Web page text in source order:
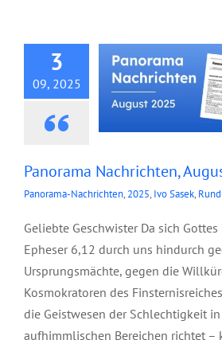
3
09, 2025
Panorama Nachrichten,
Panorama-Nachrichten, 2025, Ivo Sasek,
Geliebte Geschwister Da sich
Epheser 6,12 durch uns hindurch
Ursprungsmächte, gegen die
Kosmokratoren des
die Geistwesen der Schlechtigkeit
aufhimmlischen Bereichen richtet –